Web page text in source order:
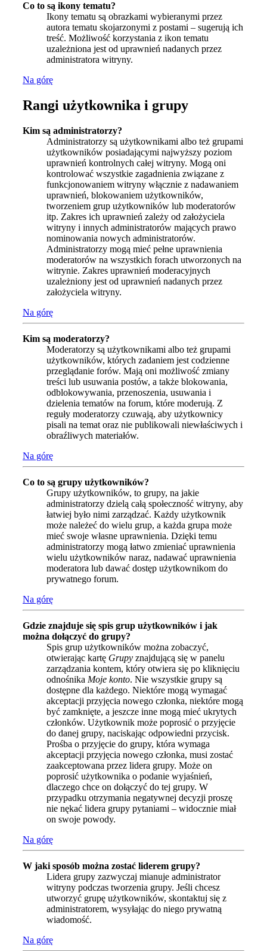
Co to są ikony tematu?
Ikony tematu są obrazkami wybieranymi przez
autora tematu skojarzonymi z postami – sugerują ich
treść. Możliwość korzystania z ikon tematu
uzależniona jest od uprawnień nadanych przez
administratora witryny.
Na górę
Rangi użytkownika i grupy
Kim są administratorzy?
Administratorzy są użytkownikami albo też grupami
użytkowników posiadającymi najwyższy poziom
uprawnień kontrolnych całej witryny. Mogą oni
kontrolować wszystkie zagadnienia związane z
funkcjonowaniem witryny włącznie z nadawaniem
uprawnień, blokowaniem użytkowników,
tworzeniem grup użytkowników lub moderatorów
itp. Zakres ich uprawnień zależy od założyciela
witryny i innych administratorów mających prawo
nominowania nowych administratorów.
Administratorzy mogą mieć pełne uprawnienia
moderatorów na wszystkich forach utworzonych na
witrynie. Zakres uprawnień moderacyjnych
uzależniony jest od uprawnień nadanych przez
założyciela witryny.
Na górę
Kim są moderatorzy?
Moderatorzy są użytkownikami albo też grupami
użytkowników, których zadaniem jest codzienne
przeglądanie forów. Mają oni możliwość zmiany
treści lub usuwania postów, a także blokowania,
odblokowywania, przenoszenia, usuwania i
dzielenia tematów na forum, które moderują. Z
reguły moderatorzy czuwają, aby użytkownicy
pisali na temat oraz nie publikowali niewłaściwych i
obraźliwych materiałów.
Na górę
Co to są grupy użytkowników?
Grupy użytkowników, to grupy, na jakie
administratorzy dzielą całą społeczność witryny, aby
łatwiej było nimi zarządzać. Każdy użytkownik
może należeć do wielu grup, a każda grupa może
mieć swoje własne uprawnienia. Dzięki temu
administratorzy mogą łatwo zmieniać uprawnienia
wielu użytkowników naraz, nadawać uprawnienia
moderatora lub dawać dostęp użytkownikom do
prywatnego forum.
Na górę
Gdzie znajduje się spis grup użytkowników i jak
można dołączyć do grupy?
Spis grup użytkowników można zobaczyć,
otwierając kartę Grupy znajdującą się w panelu
zarządzania kontem, który otwiera się po kliknięciu
odnośnika Moje konto. Nie wszystkie grupy są
dostępne dla każdego. Niektóre mogą wymagać
akceptacji przyjęcia nowego członka, niektóre mogą
być zamknięte, a jeszcze inne mogą mieć ukrytych
członków. Użytkownik może poprosić o przyjęcie
do danej grupy, naciskając odpowiedni przycisk.
Prośba o przyjęcie do grupy, która wymaga
akceptacji przyjęcia nowego członka, musi zostać
zaakceptowana przez lidera grupy. Może on
poprosić użytkownika o podanie wyjaśnień,
dlaczego chce on dołączyć do tej grupy. W
przypadku otrzymania negatywnej decyzji proszę
nie nękać lidera grupy pytaniami – widocznie miał
on swoje powody.
Na górę
W jaki sposób można zostać liderem grupy?
Lidera grupy zazwyczaj mianuje administrator
witryny podczas tworzenia grupy. Jeśli chcesz
utworzyć grupę użytkowników, skontaktuj się z
administratorem, wysyłając do niego prywatną
wiadomość.
Na górę